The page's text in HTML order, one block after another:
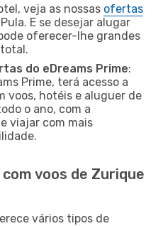
veja as nossas ofertas
E se desejar alugar
oferecer-lhe grandes
do eDreams Prime:
Prime, terá acesso a
voos, hotéis e aluguer de
o ano, com a
viajar com mais
voos de Zurique
vários tipos de